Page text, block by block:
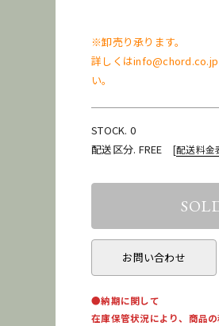
※卸売り承ります。
詳しくは
い。
STOCK. 0
配送区分. FREE [配送料金
お問い合わせ
●納期に関して
在庫保管状況により、商品